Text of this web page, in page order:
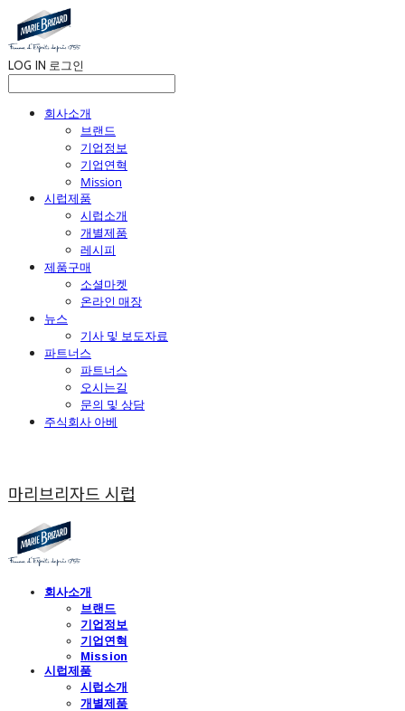
LOG IN 로그인
회사소개
브랜드
기업정보
기업연혁
Mission
시럽제품
시럽소개
개별제품
레시피
제품구매
소셜마켓
온라인 매장
뉴스
기사 및 보도자료
파트너스
파트너스
오시는길
문의 및 상담
주식회사 아베
마리브리자드 시럽
회사소개
브랜드
기업정보
기업연혁
Mission
시럽제품
시럽소개
개별제품